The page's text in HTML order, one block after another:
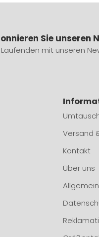
Sie unseren
mit unseren
Versand
Kontakt
Über uns